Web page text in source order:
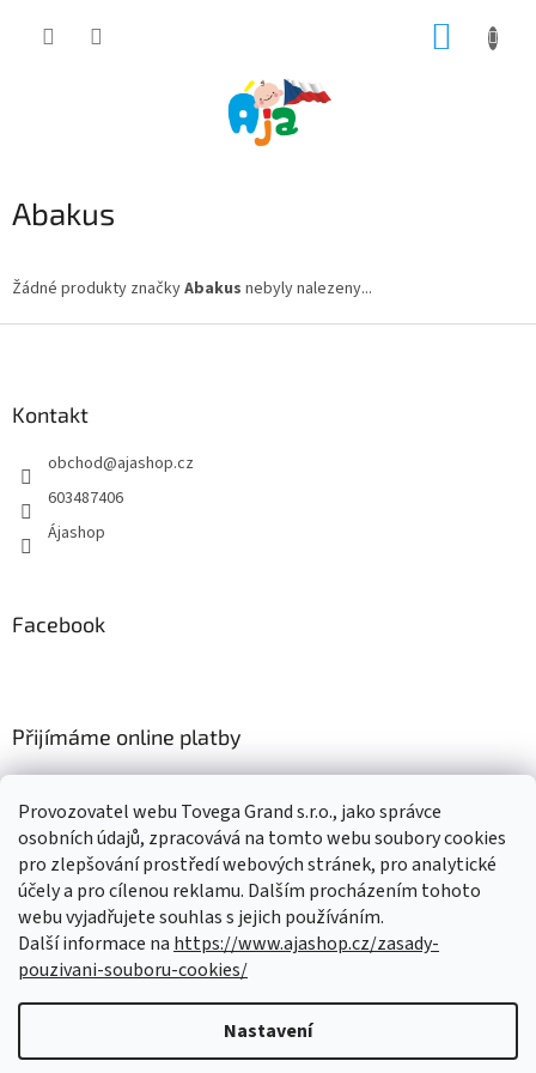
Provozovatel webu Tovega Grand s.r.o., jako správce
osobních údajů, zpracovává na tomto webu soubory cookies
pro zlepšování prostředí webových stránek, pro analytické
účely a pro cílenou reklamu. Dalším procházením tohoto
webu vyjadřujete souhlas s jejich používáním.
Další informace na https://www.ajashop.cz/zasady-
pouzivani-souboru-cookies/
Nastavení
Abakus
Žádné produkty značkyAbakus nebyly nalezeny...
Kontakt
obchod@ajashop.cz
603487406
Ájashop
Facebook
Přijímáme online platby
Nákupní košík
0KS /0 KČ
Vytvořil Shoptet